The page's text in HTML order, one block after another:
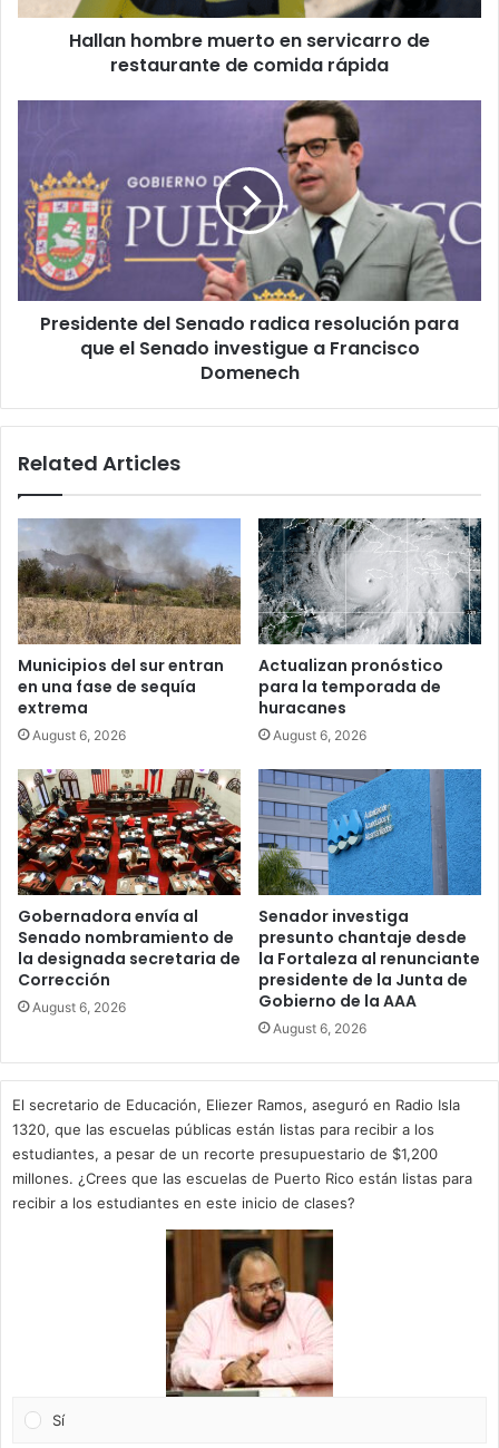
comida
Hallan hombre muerto en servicarro de
restaurante de comida rápida
radica
resolución
para
que
el
Senado
investigue
Presidente del Senado radica resolución para
que el Senado investigue a Francisco
Domenech
Related Articles
Municipios del sur entran
en una fase de sequía
extrema
August 6, 2026
Actualizan pronóstico
para la temporada de
huracanes
August 6, 2026
Gobernadora envía al
Senado nombramiento de
la designada secretaria de
Corrección
August 6, 2026
Senador investiga
presunto chantaje desde
la Fortaleza al renunciante
presidente de la Junta de
Gobierno de la AAA
August 6, 2026
El secretario de Educación, Eliezer Ramos, aseguró en Radio Isla
1320, que las escuelas públicas están listas para recibir a los
estudiantes, a pesar de un recorte presupuestario de $1,200
millones. ¿Crees que las escuelas de Puerto Rico están listas para
recibir a los estudiantes en este inicio de clases?
Sí